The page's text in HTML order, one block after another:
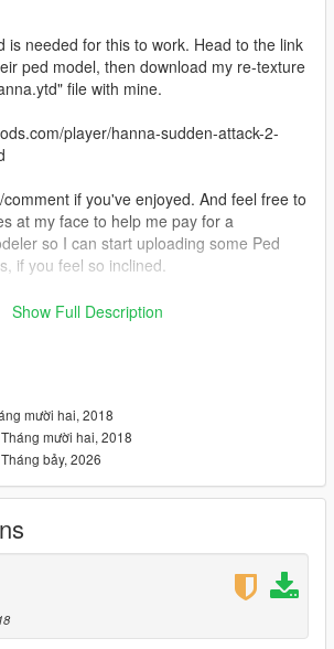
is needed for this to work. Head to the link
ped model, then download my re-texture
file with mine.
player/hanna-sudden-attack-2-
if you've enjoyed. And feel free to
at my face to help me pay for a
so I can start uploading some Ped
if you feel so inclined.
Show Full Description
mười hai, 2018
mười hai, 2018
bảy, 2026